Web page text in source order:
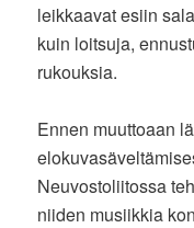
leikkaavat esiin
kuin loitsuja,
rukouksia.
Ennen muuttoaan
Neuvostoliitossa
niiden musiikkia